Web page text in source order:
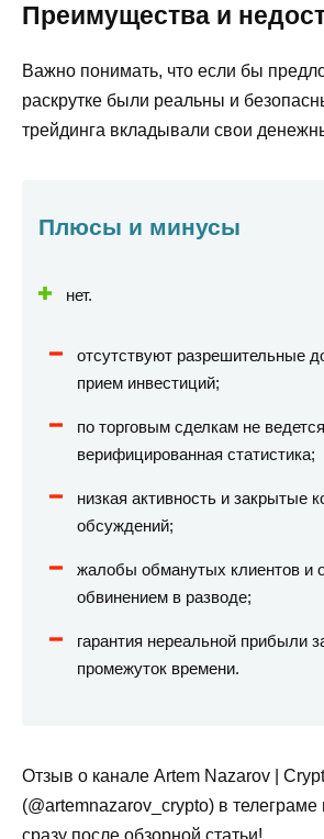
Преимущества и
Важно понимать, что если бы
раскрутке были реальны и
трейдинга вкладывали свои
Плюсы и минусы
нет.
отсутствуют разрешительные
прием инвестиций;
по торговым сделкам не ведется
верифицированная статистика;
низкая активность и закрытые
обсуждений;
жалобы обманутых клиентов и
обвинением в разводе;
гарантия нереальной прибыли
промежуток времени.
Отзыв о канале Artem Nazarov |
(@artemnazarov_crypto) в
сразу после обзорной статьи!